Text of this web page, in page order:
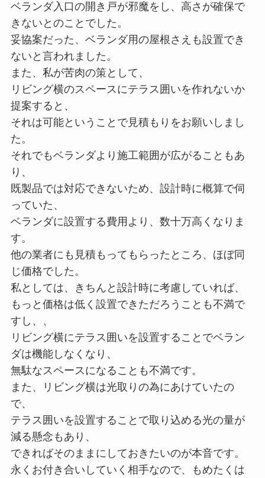
ベランダ入口の開き戸が邪魔をし、高さが確保で
きないとのことでした。
妥協案だった、ベランダ用の屋根さえも設置でき
ないと言われました。
また、私が苦肉の策として、
リビング横のスペースにテラス囲いを作れないか
提案すると、
それは可能ということで見積もりをお願いしまし
た。
それでもベランダより施工範囲が広がることもあ
り、
既製品では対応できないため、設計時に概算で伺
っていた、
ベランダに設置する費用より、数十万高くなりま
す。
他の業者にも見積もってもらったところ、ほぼ同
じ価格でした。
私としては、きちんと設計時に考慮していれば、
もっと価格は低く設置できただろうことも不満で
すし、、
リビング横にテラス囲いを設置することでベラン
ダは機能しなくなり、
無駄なスペースになることも不満です。
また、リビング横は光取りの為にあけていたの
で、
テラス囲いを設置することで取り込める光の量が
減る懸念もあり、
できればそのままにしておきたいのが本音です。
永くお付き合いしていく相手なので、もめたくは